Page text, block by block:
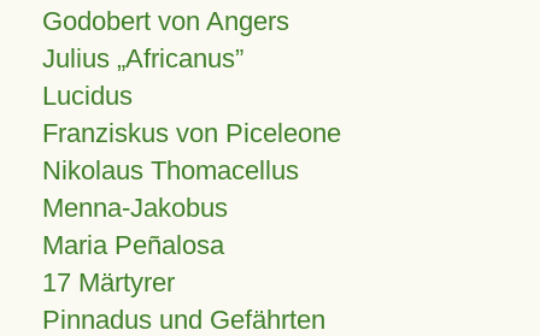
Godobert von Angers
Julius Africanus
Lucidus
Franziskus von Piceleone
Nikolaus Thomacellus
Menna-Jakobus
Maria Peñalosa
17 Märtyrer
Pinnadus und Gefährten